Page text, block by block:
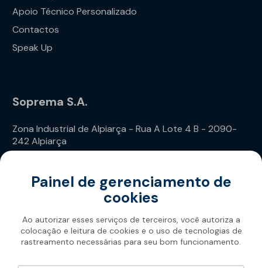
Apoio Técnico Personalizado
Contactos
Speak Up
Soprema S.A.
Zona Industrial de Alpiarça - Rua A Lote 4 B - 2090-
242 Alpiarça
Soprema 2026
Painel de gerenciamento de
cookies
Ao autorizar esses serviços de terceiros, você autoriza a
colocação e leitura de cookies e o uso de tecnologias de
rastreamento necessárias para seu bom funcionamento.